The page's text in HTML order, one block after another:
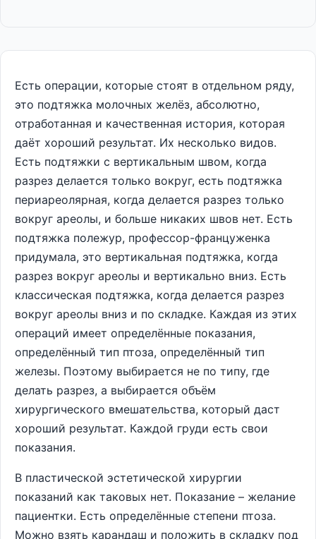
Есть операции, которые стоят в отдельном ряду,
это подтяжка молочных желёз, абсолютно,
отработанная и качественная история, которая
даёт хороший результат. Их несколько видов.
Есть подтяжки с вертикальным швом, когда
разрез делается только вокруг, есть подтяжка
периареолярная, когда делается разрез только
вокруг ареолы, и больше никаких швов нет. Есть
подтяжка полежур, профессор-француженка
придумала, это вертикальная подтяжка, когда
разрез вокруг ареолы и вертикально вниз. Есть
классическая подтяжка, когда делается разрез
вокруг ареолы вниз и по складке. Каждая из этих
операций имеет определённые показания,
определённый тип птоза, определённый тип
железы. Поэтому выбирается не по типу, где
делать разрез, а выбирается объём
хирургического вмешательства, который даст
хороший результат. Каждой груди есть свои
показания.
В пластической эстетической хирургии
показаний как таковых нет. Показание – желание
пациентки. Есть определённые степени птоза.
Можно взять карандаш и положить в складку под